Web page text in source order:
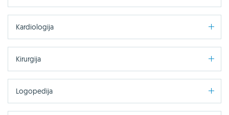
Kardiologija
Kirurgija
Logopedija